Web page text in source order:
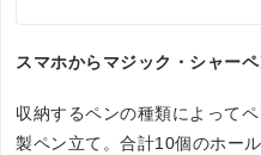
スマホからマジック・シャー
収納するペンの種類によって
製ペン立て。合計10個のホー